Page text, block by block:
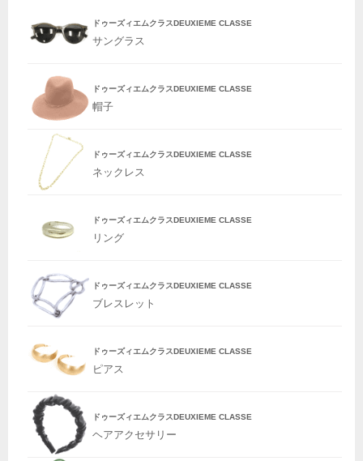
ドゥーズィエムクラスDEUXIEME CLASSE
サングラス
ドゥーズィエムクラスDEUXIEME CLASSE
帽子
ドゥーズィエムクラスDEUXIEME CLASSE
ネックレス
ドゥーズィエムクラスDEUXIEME CLASSE
リング
ドゥーズィエムクラスDEUXIEME CLASSE
ブレスレット
ドゥーズィエムクラスDEUXIEME CLASSE
ピアス
ドゥーズィエムクラスDEUXIEME CLASSE
ヘアアクセサリー